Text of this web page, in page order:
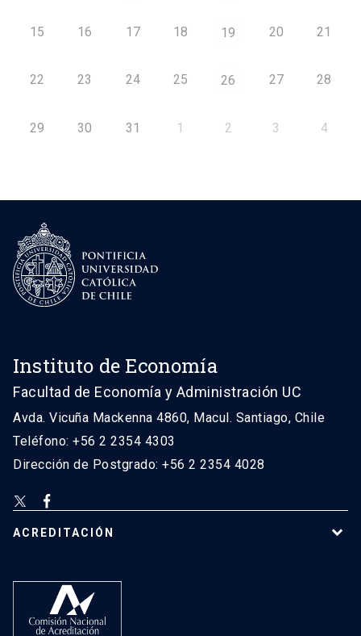
15 16 17 18 19 20 21
22 23 24 25 26 27 28
29 30 31 1 2 3 4
Instituto de Economía
Facultad de Economía y Administración UC
Avda. Vicuña Mackenna 4860, Macul. Santiago, Chile
Teléfono: +56 2 2354 4303
Dirección de Postgrado: +56 2 2354 4028
ACREDITACIÓN